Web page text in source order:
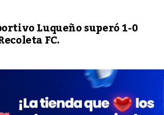
Luqueño superó 1-0
FC.